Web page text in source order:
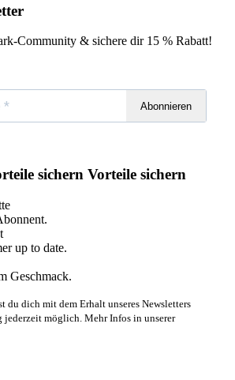
Community & sichere dir 15 % Rabatt!
Abonnieren
sichern Vorteile sichern
up to date.
Geschmack.
du dich mit dem Erhalt unseres Newsletters
jederzeit möglich. Mehr Infos in unserer